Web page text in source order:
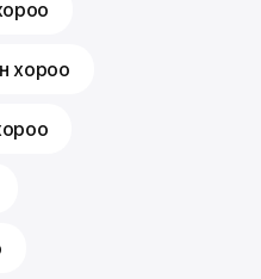
хороо